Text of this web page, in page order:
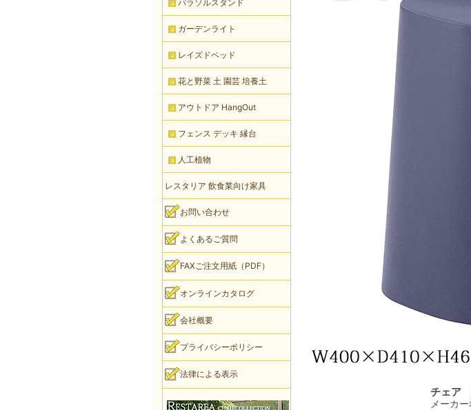
チェア
メーカ
パラソルスタンド
ガーデンライト
レイズドベッド
花と野菜 土 園芸 培養土
アウトドア HangOut
フェンス デッキ 縁台
人工植物
レスタリア 飲食業向け家具
お問い合わせ
よくあるご質問
FAXご注文用紙（PDF）
オンラインカタログ
会社概要
プライバシーポリシー
法律による表示